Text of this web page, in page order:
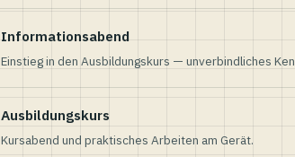
Informationsabend
Einstieg in den Ausbildungskurs — unverbindliches
Ausbildungskurs
Kursabend und praktisches Arbeiten am Gerät.